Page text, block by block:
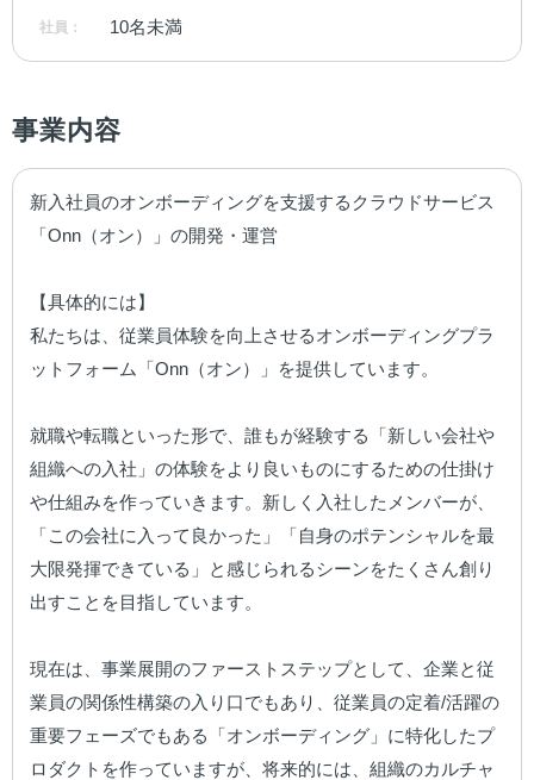
社員： 10名未満
事業内容
新入社員のオンボーディングを支援するクラウドサービス
「Onn（オン）」の開発・運営
【具体的には】
私たちは、従業員体験を向上させるオンボーディングプラ
ットフォーム「Onn（オン）」を提供しています。
就職や転職といった形で、誰もが経験する「新しい会社や
組織への入社」の体験をより良いものにするための仕掛け
や仕組みを作っていきます。新しく入社したメンバーが、
「この会社に入って良かった」「自身のポテンシャルを最
大限発揮できている」と感じられるシーンをたくさん創り
出すことを目指しています。
現在は、事業展開のファーストステップとして、企業と従
業員の関係性構築の入り口でもあり、従業員の定着/活躍の
重要フェーズでもある「オンボーディング」に特化したプ
ロダクトを作っていますが、将来的には、組織のカルチャ